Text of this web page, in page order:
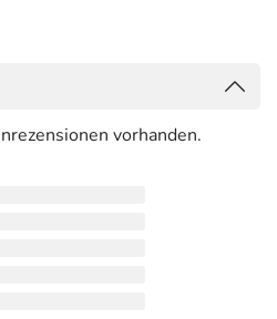
vorhanden.